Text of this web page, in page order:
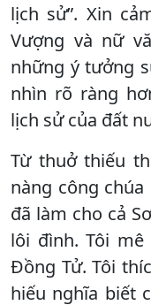
lịch sử”. Xin
Vượng và nữ
những ý tưởng
nhìn rõ ràng
lịch sử của đất
Từ thuở thiếu
nàng công
đã làm cho cả
lôi đình. Tôi
Đồng Tử. Tôi
hiếu nghĩa biết